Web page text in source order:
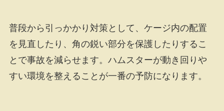
普段から引っかかり対策として、ケージ内の配置
を見直したり、角の鋭い部分を保護したりするこ
とで事故を減らせます。ハムスターが動き回りや
すい環境を整えることが一番の予防になります。